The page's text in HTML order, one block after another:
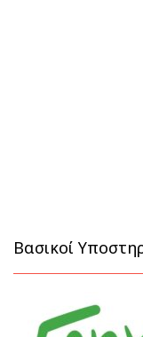
Βασικοί